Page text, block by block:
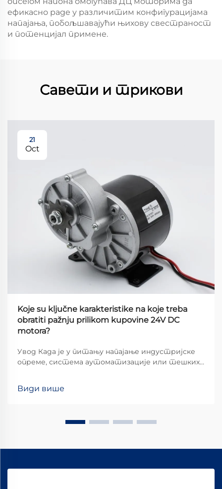
ефикасно раде у различитим конфигурацијама
напајања, побољшавајући њихову свестраност
и потенцијал примене.
Савети и трикови
21
Oct
Koje su ključne karakteristike na koje treba
obratiti pažnju prilikom kupovine 24V DC
motora?
Увод Када је у питању напајање индустријске
опреме, система аутоматизације или тешких
снаге, ефикасности и сигурности. Међутим,
Види више